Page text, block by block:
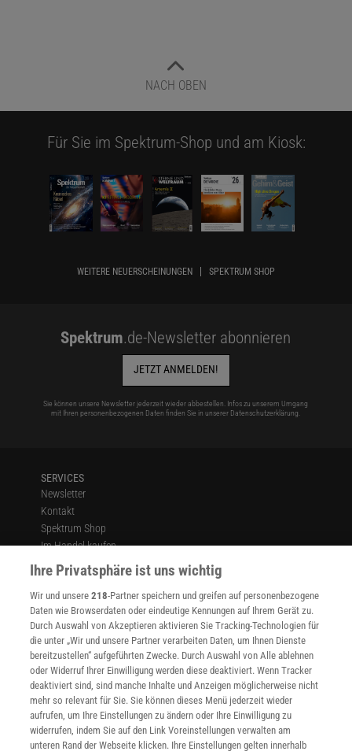
NACH OBEN
Für Sie im Spektrum-Shop und am Kiosk:
WEITERE NEUERSCHEINUNGEN SPEKTRUM SHOP
Spektrum.de-Newsletter abonnieren
JETZT ANMELDEN!
Sie können unsere Newsletter jederzeit wieder abbestellen. Infos zu unserem Umgang
mit Ihren personenbezogenen Daten finden Sie in unserer Datenschutzerklärung
SERVICES
Newsletter
Kontakt
Spektrum Shop
Im Handel kaufen
Presse
Verträge kündigen
Widerruf
INFO
Mediadaten
Datenschutz
Nutzungsbedingungen
Cookie-Einstellungen
Utiq verwalten
Nutzungsbasierte Onlinewerbung
Alle Artikel
Ihre Privatsphäre ist uns wichtig
Wir und unsere218-Partner speichern und greifen auf personenbezogene
Daten wie Browserdaten oder eindeutige Kennungen auf Ihrem Gerät zu.
Durch Auswahl von Akzeptieren aktivieren Sie Tracking-Technologien für
die unter „Wir und unsere Partner verarbeiten Daten, um Ihnen Dienste
bereitzustellen“ aufgeführten Zwecke. Durch Auswahl von Alle ablehnen
oder Widerruf Ihrer Einwilligung werden diese deaktiviert. Wenn Tracker
deaktiviert sind, sind manche Inhalte und Anzeigen möglicherweise nicht
mehr so relevant für Sie. Sie können dieses Menü jederzeit wieder
aufrufen, um Ihre Einstellungen zu ändern oder Ihre Einwilligung zu
widerrufen, indem Sie auf den Link Voreinstellungen verwalten am
unteren Rand der Webseite klicken. Ihre Einstellungen gelten innerhalb